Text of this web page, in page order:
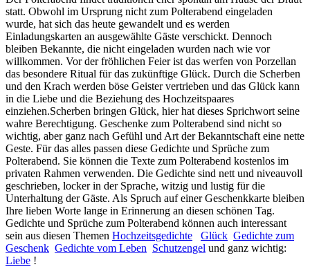
statt. Obwohl im Ursprung nicht zum Polterabend eingeladen
wurde, hat sich das heute gewandelt und es werden
Einladungskarten an ausgewählte Gäste verschickt. Dennoch
bleiben Bekannte, die nicht eingeladen wurden nach wie vor
willkommen. Vor der fröhlichen Feier ist das werfen von Porzellan
das besondere Ritual für das zukünftige Glück. Durch die Scherben
und den Krach werden böse Geister vertrieben und das Glück kann
in die Liebe und die Beziehung des Hochzeitspaares
einziehen.Scherben bringen Glück, hier hat dieses Sprichwort seine
wahre Berechtigung. Geschenke zum Polterabend sind nicht so
wichtig, aber ganz nach Gefühl und Art der Bekanntschaft eine nette
Geste. Für das alles passen diese Gedichte und Sprüche zum
Polterabend. Sie können die Texte zum Polterabend kostenlos im
privaten Rahmen verwenden. Die Gedichte sind nett und niveauvoll
geschrieben, locker in der Sprache, witzig und lustig für die
Unterhaltung der Gäste. Als Spruch auf einer Geschenkkarte bleiben
Ihre lieben Worte lange in Erinnerung an diesen schönen Tag.
Gedichte und Sprüche zum Polterabend können auch interessant
sein aus diesen Themen Hochzeitsgedichte Glück Gedichte zum
Geschenk Gedichte vom Leben Schutzengel und ganz wichtig:
Liebe !